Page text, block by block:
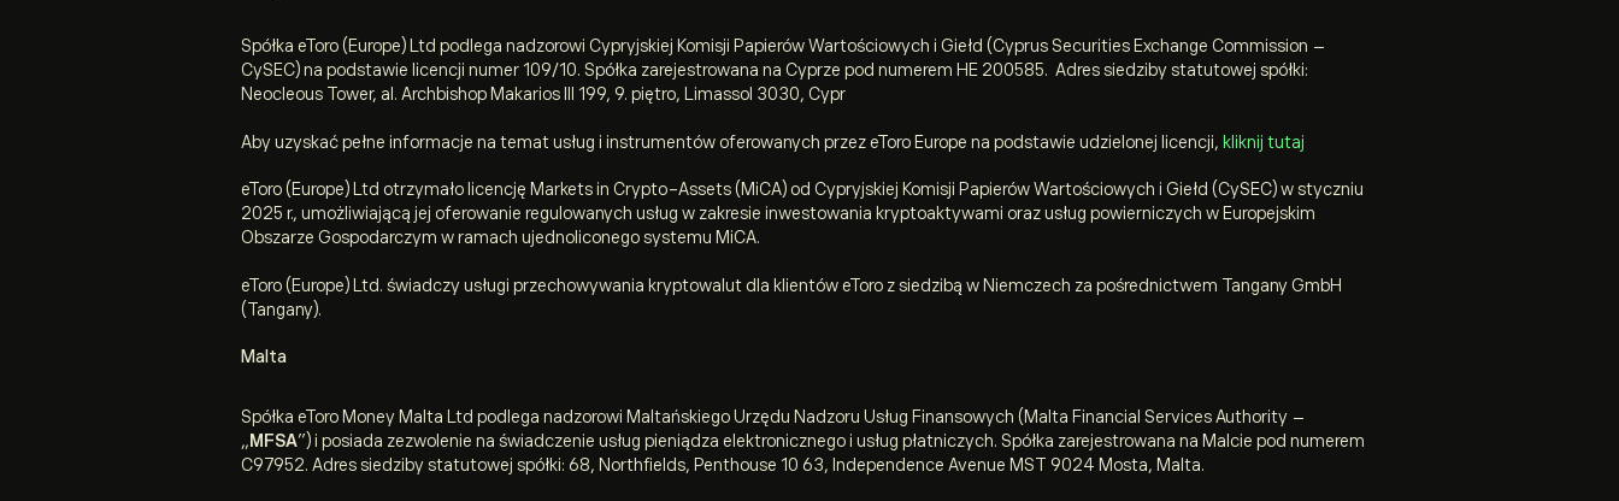
Spółka eToro (Europe) Ltd podlega nadzorowi Cypryjskiej Komisji Papierów Wartościowych i Giełd (Cyprus Securities Exchange Commission –
CySEC) na podstawie licencji numer 109/10. Spółka zarejestrowana na Cyprze pod numerem HE 200585. Adres siedziby statutowej spółki:
Neocleous Tower, al. Archbishop Makarios III 199, 9. piętro, Limassol 3030, Cypr
Aby uzyskać pełne informacje na temat usług i instrumentów oferowanych przez eToro Europe na podstawie udzielonej licencji, kliknij tutaj
eToro (Europe) Ltd otrzymało licencję Markets in Crypto-Assets (MiCA) od Cypryjskiej Komisji Papierów Wartościowych i Giełd (CySEC) w styczniu
2025 r., umożliwiającą jej oferowanie regulowanych usług w zakresie inwestowania kryptoaktywami oraz usług powierniczych w Europejskim
Obszarze Gospodarczym w ramach ujednoliconego systemu MiCA.
eToro (Europe) Ltd. świadczy usługi przechowywania kryptowalut dla klientów eToro z siedzibą w Niemczech za pośrednictwem Tangany GmbH
(Tangany).
Malta
Spółka eToro Money Malta Ltd podlega nadzorowi Maltańskiego Urzędu Nadzoru Usług Finansowych (Malta Financial Services Authority –
„MFSA”) i posiada zezwolenie na świadczenie usług pieniądza elektronicznego i usług płatniczych. Spółka zarejestrowana na Malcie pod numerem
C97952. Adres siedziby statutowej spółki: 68, Northfields, Penthouse 10 63, Independence Avenue MST 9024 Mosta, Malta.